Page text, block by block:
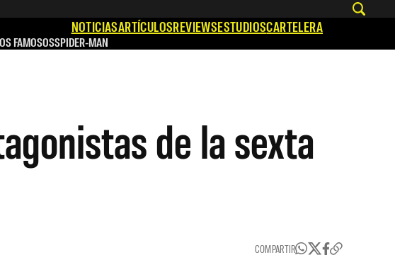
NOTICIASARTÍCULOSREVIEWSESTUDIOSCARTELERA
FAMOSOSSPIDER-MAN
de la sexta
COMPARTIR